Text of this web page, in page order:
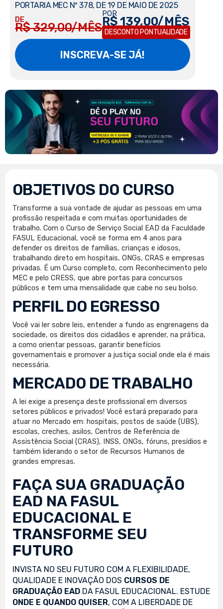
PORTARIA MEC Nº 378, DE 19 DE MAIO DE 2025
DE
R$ 329,00/MÊS
POR
R$ 139,00/MÊS
DESCONTO PONTUALIDADE
INSCREVA-SE JÁ!
OBJETIVOS DO CURSO
Transforme a sua vontade de ajudar as pessoas em uma
profissão respeitada e com muitas oportunidades de
trabalho. Com o Curso de Serviço Social EAD da Faculdade
FASUL Educacional, você se forma em 4 anos para
defender os direitos de famílias, crianças e idosos,
trabalhando direto em hospitais, ONGs, CRAS e empresas
privadas. É um Curso completo, com Reconhecimento pelo
MEC e pelo CRESS, que abre portas para concursos
públicos e tem uma mensalidade que cabe no seu bolso.
PERFIL DO EGRESSO
Você vai ler sobre leis, entender a fundo as engrenagens da
sociedade, os direitos dos cidadãos e aprender, na prática,
a como orientar pessoas, garantir benefícios
governamentais e promover a justiça social onde ela é mais
necessária.
MERCADO DE TRABALHO
A lei exige a presença deste profissional em diversos
setores públicos e privados! Você estará preparado para
atuar no Mercado em: hospitais, postos de saúde (UBS),
escolas, creches, asilos, Centros de Referência de
Assistência Social (CRAS), INSS, ONGs, fóruns, presídios e
também liderando o setor de Recursos Humanos de
grandes empresas.
FAÇA SUA GRADUAÇÃO
EAD NA FASUL
EDUCACIONAL E
TRANSFORME SEU
FUTURO
INVISTA NO SEU FUTURO COM A FLEXIBILIDADE,
QUALIDADE E INOVAÇÃO DOS CURSOS DE
GRADUAÇÃO EAD DA FASUL EDUCACIONAL. ESTUDE
ONDE E QUANDO QUISER, COM A LIBERDADE DE